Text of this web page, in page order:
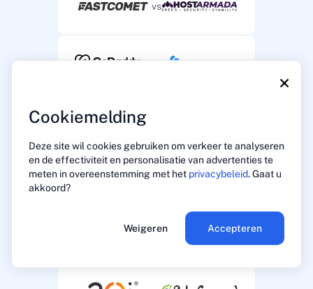
×
Cookiemelding
Deze site wil cookies gebruiken om verkeer te analyseren
en de effectiviteit en personalisatie van advertenties te
meten in overeenstemming met het privacybeleid. Gaat u
akkoord?
Weigeren Accepteren
vs
vs
vs
vs